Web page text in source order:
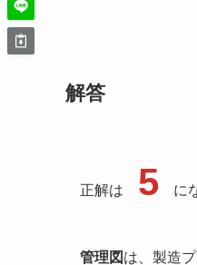
解答
正解は 5 に
管理図 は、製造